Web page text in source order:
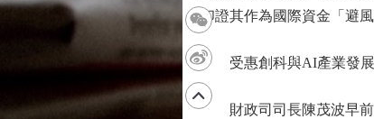
印證其作為國際資金「避
受惠創科與AI產業發展
財政司司長陳茂波早前表